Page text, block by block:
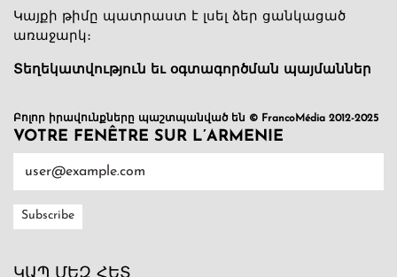
Կայքի թիմը պատրաստ է լսել ձեր ցանկացած
առաջարկ։
Տեղեկատվություն եւ օգտագործման պայմաններ
Բոլոր իրավունքները պաշտպանված են © FrancoMédia 2012-2025
VOTRE FENÊTRE SUR L’ARMENIE